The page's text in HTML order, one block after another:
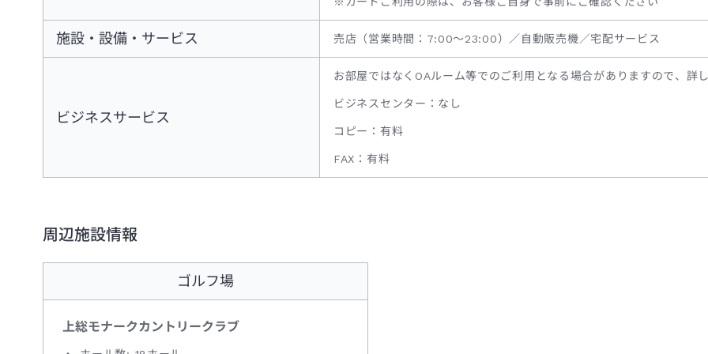
施設・設備・サービス 売店（営業時間：7:00～23:00）／自動販売機／宅配サービス
ビジネスサービス
お部屋ではなくOAルーム等でのご利用となる場合がありますので、詳
ビジネスセンター：なし
コピー：有料
FAX：有料
周辺施設情報
ゴルフ場
上総モナークカントリークラブ